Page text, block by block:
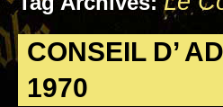
CONSEIL D’
1970